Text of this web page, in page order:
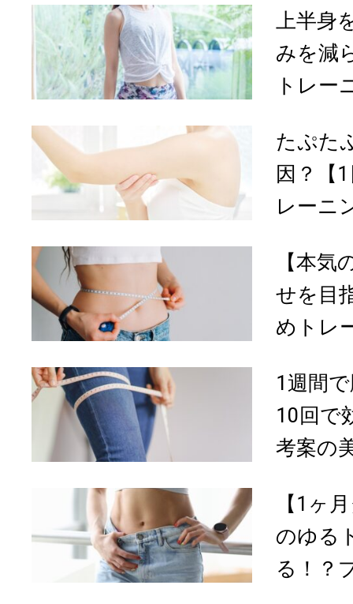
上半身
みを減
トレー
たぷた
因？【
レーニ
【本気
せを目
めトレ
1週間
10回で
考案の
【1ヶ
のゆる
る！？